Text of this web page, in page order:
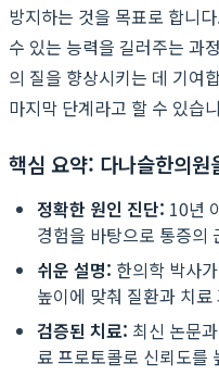
방지하는 것을 목표로 합니
수 있는 능력을 길러주는 과
의 질을 향상시키는 데 기여
마지막 단계라고 할 수 있습
핵심 요약: 다나슬한의
정확한 원인 진단: 10년
경험을 바탕으로 통증의
쉬운 설명: 한의학 박사
높이에 맞춰 질환과 치
검증된 치료: 최신 논문
료 프로토콜로 신뢰도를